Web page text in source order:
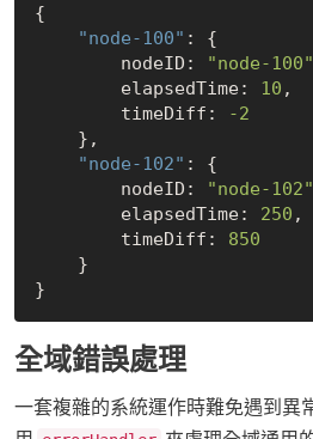
{
"node-100" : {
        nodeID:
"node-100"
        elapsedTime:
10 ,
        timeDiff:
-2
"node-102" : {
        nodeID:
"node-102"
        elapsedTime:
250 ,
        timeDiff:
850
全域錯誤處理
一套複雜的系統運作時難免遇到異